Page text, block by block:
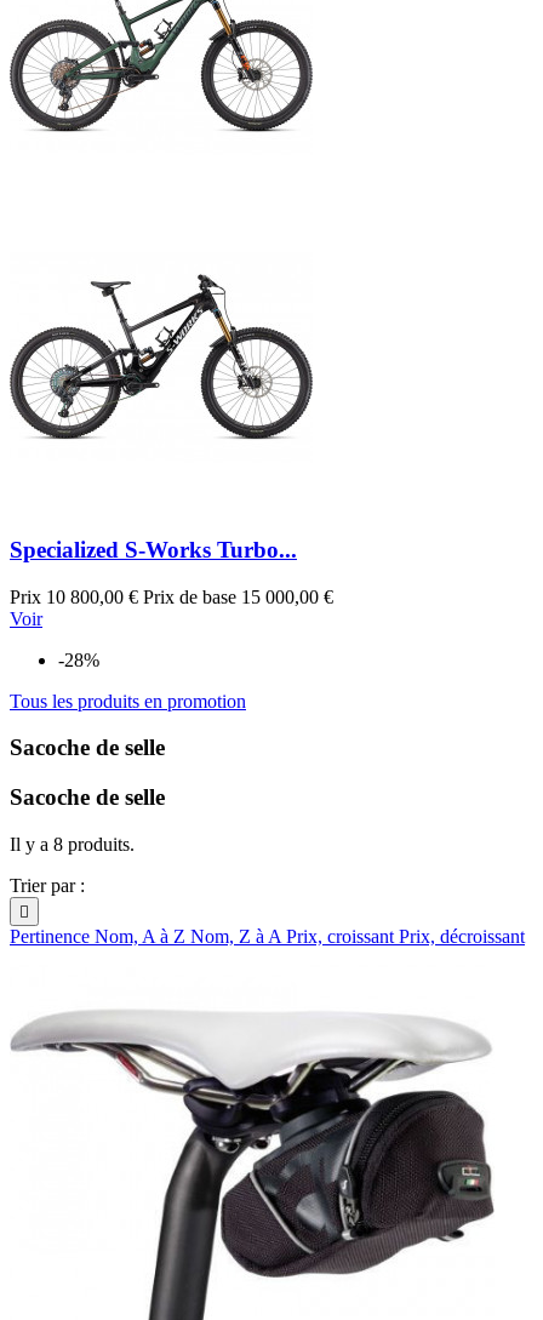
Specialized S-Works Turbo...
Prix 10 800,00 € Prix de base 15 000,00 €
Voir
-28%
Tous les produits en promotion
Sacoche de selle
Sacoche de selle
Il y a 8 produits.
Trier par :

Pertinence Nom, A à Z Nom, Z à A Prix, croissant Prix, décroissant